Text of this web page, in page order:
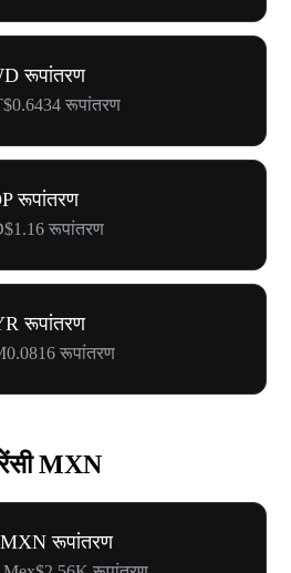
रूपांतरण
रूपांतरण
रूपांतरण
रूपांतरण
रूपांतरण
रूपांतरण
MXN
रूपांतरण